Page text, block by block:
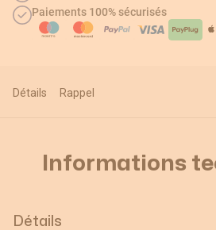
Paiements 100% sécurisés
Détails Rappel
Informations
Détails